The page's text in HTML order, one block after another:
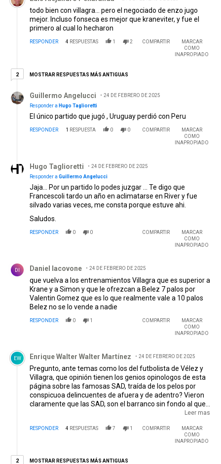
todo bien con villagra... pero el negociado de enzo jugo
mejor. Incluso fonseca es mejor que kraneviter, y fue el
primero al cual lo hecharon
RESPONDER 4 RESPUESTAS 1 2 COMPARTIR
MARCAR
COMO
INAPROPIADO
22 respuestas más antiguas
MOSTRAR RESPUESTAS MÁS ANTIGUAS
Guillermo Angelucci
24 DE FEBRERO DE 2025
Responder a Hugo Taglioretti
El único partido que jugó , Uruguay perdió con Peru
RESPONDER 1 RESPUESTA 0 0 COMPARTIR
MARCAR
COMO
INAPROPIADO
Hugo Taglioretti
24 DE FEBRERO DE 2025
Responder a Guillermo Angelucci
Jaja... Por un partido lo podes juzgar ... Te digo que
Francescoli tardo un año en aclimatarse en River y fue
silvado varias veces, me consta porque estuve ahi.
Saludos.
RESPONDER 0 0 COMPARTIR
MARCAR
COMO
INAPROPIADO
DI Daniel Iacovone 24 DE FEBRERO DE 2025
que vuelva a los entrenamientos Villagra que es superior a
Krane y a Simon y que le ofrezcan a Belez 7 palos por
Valentin Gomez que es lo que realmente vale a 10 palos
Belez no se lo vende a nadie
RESPONDER 0 1 COMPARTIR
MARCAR
COMO
INAPROPIADO
Comentario de Enrique Walter Walter Martínez.
EW Enrique Walter Walter Martínez 24 DE FEBRERO DE 2025
Pregunto, ante temas como los del futbolista de Vélez y
Villagra, que opinión tienen los genios opinologos de esta
página sobre las famosas SAD, traída de los pelos por
conspicuoa delincuentes de afuera y de adentro? Vieron
claramente que las SAD, son el barranco sin fondo al que
caerán los clubes que se metan en ese asunto, los socios
Viendo lo sucedido , por ejemplo con Juventus, y por los
negocios espureos de sus dirigentes, tu camiseta, se va al
árbitros, además, están las casas de apuestas,
Leer mas
RESPONDER 4 RESPUESTAS 7 1 COMPARTIR
MARCAR
COMO
INAPROPIADO
22 respuestas más antiguas
MOSTRAR RESPUESTAS MÁS ANTIGUAS